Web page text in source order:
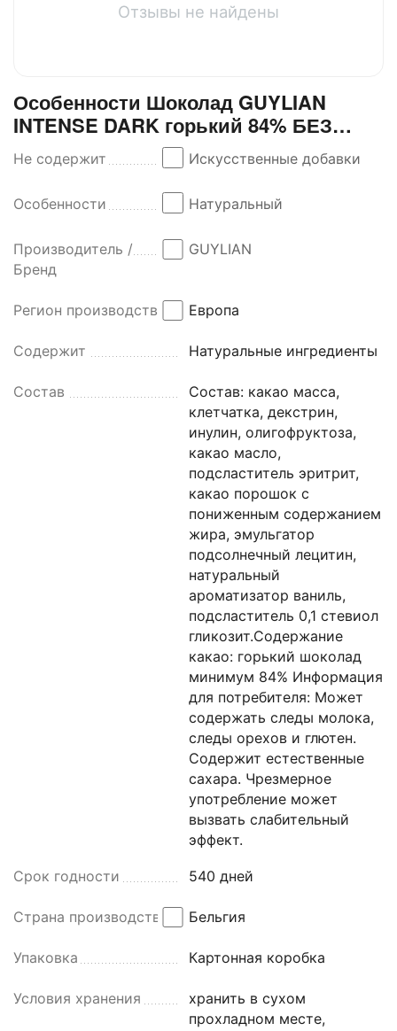
Отзывы не найдены
Особенности Шоколад GUYLIAN
INTENSE DARK горький 84% БЕЗ
САХАРА со стевией 100г*3штуки
Не содержит Искусственные добавки
Особенности Натуральный
Производитель /
Бренд
GUYLIAN
Регион производства Европа
Содержит Натуральные ингредиенты
Состав
Состав: какао масса,
клетчатка, декстрин,
инулин, олигофруктоза,
какао масло,
подсластитель эритрит,
какао порошок с
пониженным содержанием
жира, эмульгатор
подсолнечный лецитин,
натуральный
ароматизатор ваниль,
подсластитель 0,1 стевиол
гликозит.Содержание
какао: горький шоколад
минимум 84% Информация
для потребителя: Может
содержать следы молока,
следы орехов и глютен.
Содержит естественные
сахара. Чрезмерное
употребление может
вызвать слабительный
эффект.
Срок годности 540 дней
Страна производства Бельгия
Упаковка Картонная коробка
Условия хранения
хранить в сухом
прохладном месте,